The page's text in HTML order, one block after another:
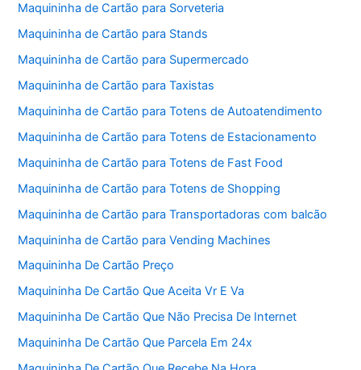
Maquininha de Cartão para Sorveteria
Maquininha de Cartão para Stands
Maquininha de Cartão para Supermercado
Maquininha de Cartão para Taxistas
Maquininha de Cartão para Totens de Autoatendimento
Maquininha de Cartão para Totens de Estacionamento
Maquininha de Cartão para Totens de Fast Food
Maquininha de Cartão para Totens de Shopping
Maquininha de Cartão para Transportadoras com balcão
Maquininha de Cartão para Vending Machines
Maquininha De Cartão Preço
Maquininha De Cartão Que Aceita Vr E Va
Maquininha De Cartão Que Não Precisa De Internet
Maquininha De Cartão Que Parcela Em 24x